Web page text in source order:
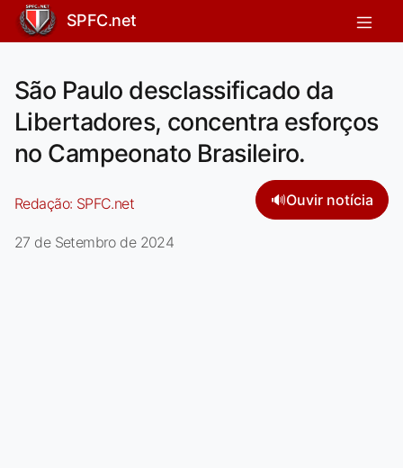
SPFC.net
São Paulo desclassificado da
Libertadores, concentra esforços
no Campeonato Brasileiro.
Redação: SPFC.net 🔊Ouvir notícia
27 de Setembro de 2024